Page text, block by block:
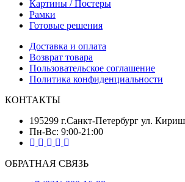
Картины / Постеры
Рамки
Готовые решения
Доставка и оплата
Возврат товара
Пользовательское соглашение
Политика конфиденциальности
КОНТАКТЫ
195299 г.Санкт-
Пн-Вс: 9:00-21:00
ОБРАТНАЯ СВЯЗЬ